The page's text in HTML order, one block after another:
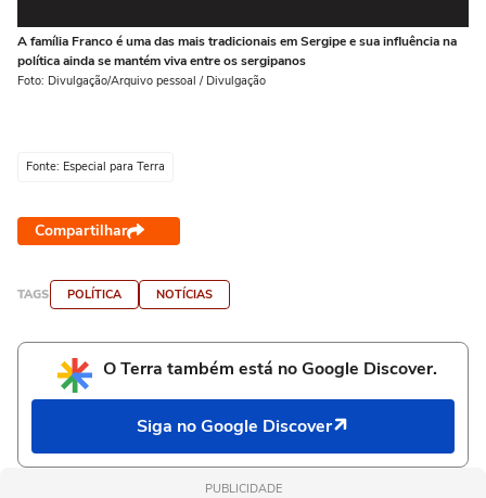
A família Franco é uma das mais tradicionais em Sergipe e sua influência na
política ainda se mantém viva entre os sergipanos
Foto: Divulgação/Arquivo pessoal / Divulgação
Fonte: Especial para Terra
Compartilhar
TAGS POLÍTICA NOTÍCIAS
O Terra também está no Google Discover.
Siga no Google Discover
PUBLICIDADE